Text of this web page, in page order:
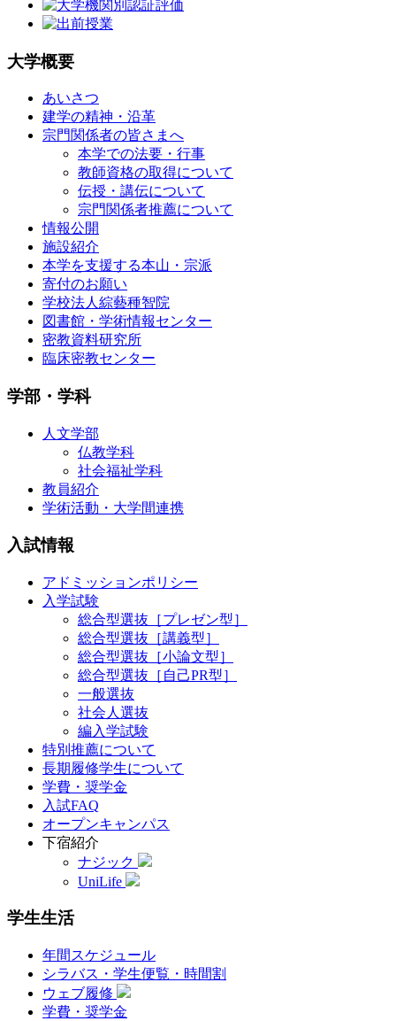
大学概要
あいさつ
建学の精神・沿革
宗門関係者の皆さまへ
本学での法要・行事
教師資格の取得について
伝授・講伝について
宗門関係者推薦について
情報公開
施設紹介
本学を支援する本山・宗派
寄付のお願い
学校法人綜藝種智院
図書館・学術情報センター
密教資料研究所
臨床密教センター
学部・学科
人文学部
仏教学科
社会福祉学科
教員紹介
学術活動・大学間連携
入試情報
アドミッションポリシー
入学試験
総合型選抜［プレゼン型］
総合型選抜［講義型］
総合型選抜［小論文型］
総合型選抜［自己PR型］
一般選抜
社会人選抜
編入学試験
特別推薦について
長期履修学生について
学費・奨学金
入試FAQ
オープンキャンパス
下宿紹介
ナジック
UniLife
学生生活
年間スケジュール
シラバス・学生便覧・時間割
ウェブ履修
学費・奨学金